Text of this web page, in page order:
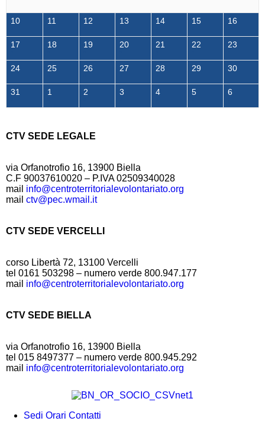
10 11 12 13 14 15 16
17 18 19 20 21 22 23
24 25 26 27 28 29 30
31 1 2 3 4 5 6
CTV SEDE LEGALE
via Orfanotrofio 16, 13900 Biella
C.F 90037610020 – P.IVA 02509340028
mail info@centroterritorialevolontariato.org
mail ctv@pec.wmail.it
CTV SEDE VERCELLI
corso Libertà 72, 13100 Vercelli
tel 0161 503298 – numero verde 800.947.177
mail info@centroterritorialevolontariato.org
CTV SEDE BIELLA
via Orfanotrofio 16, 13900 Biella
tel 015 8497377 – numero verde 800.945.292
mail info@centroterritorialevolontariato.org
Sedi Orari Contatti